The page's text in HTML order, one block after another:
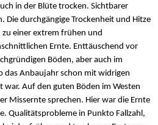
in der Blüte trocken. Sichtbarer
Die durchgängige Trockenheit und Hitze
einer extrem frühen und
Ernte. Enttäuschend vor
Böden, aber auch im
das Anbaujahr schon mit widrigen
war. Auf den guten Böden im Westen
Missernte sprechen. Hier war die Ernte
Qualitätsprobleme in Punkto Fallzahl,